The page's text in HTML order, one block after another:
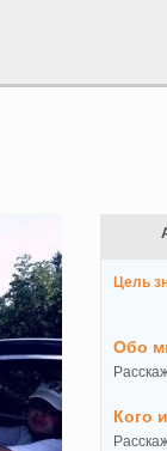
Цель
Обо
Кого